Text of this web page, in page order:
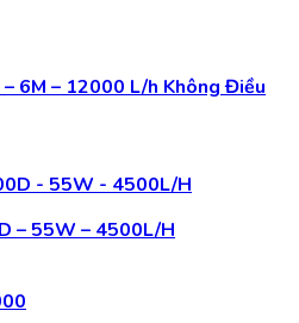
6M – 12000 L/h Không Điều
– 55W – 4500L/H